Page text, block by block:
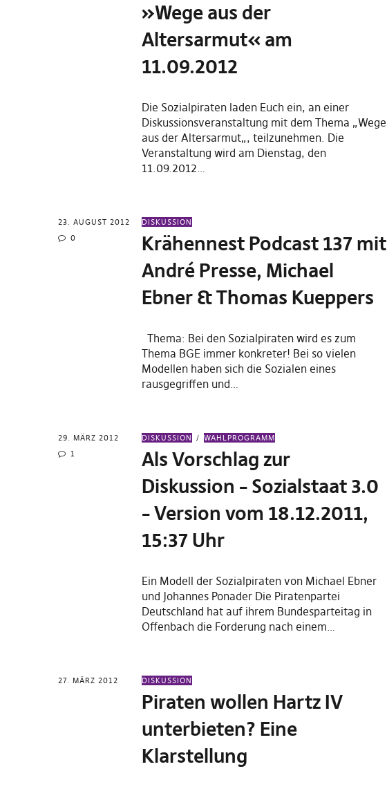
»Wege aus der
Altersarmut« am
11.09.2012
Die Sozialpiraten laden Euch ein, an einer
Diskussionsveranstaltung mit dem Thema „Wege
aus der Altersarmut„, teilzunehmen. Die
Veranstaltung wird am Dienstag, den
11.09.2012…
23. AUGUST 2012
0
DISKUSSION
Krähennest Podcast 137 mit
André Presse, Michael
Ebner & Thomas Kueppers
Thema: Bei den Sozialpiraten wird es zum
Thema BGE immer konkreter! Bei so vielen
Modellen haben sich die Sozialen eines
rausgegriffen und…
29. MÄRZ 2012
1
DISKUSSION WAHLPROGRAMM
Als Vorschlag zur
Diskussion – Sozialstaat 3.0
– Version vom 18.12.2011,
15:37 Uhr
Ein Modell der Sozialpiraten von Michael Ebner
und Johannes Ponader Die Piratenpartei
Deutschland hat auf ihrem Bundesparteitag in
Offenbach die Forderung nach einem…
27. MÄRZ 2012 DISKUSSION
Piraten wollen Hartz IV
unterbieten? Eine
Klarstellung